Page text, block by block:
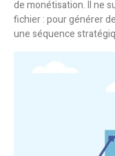
de monétisation. Il ne
fichier : pour générer
une séquence